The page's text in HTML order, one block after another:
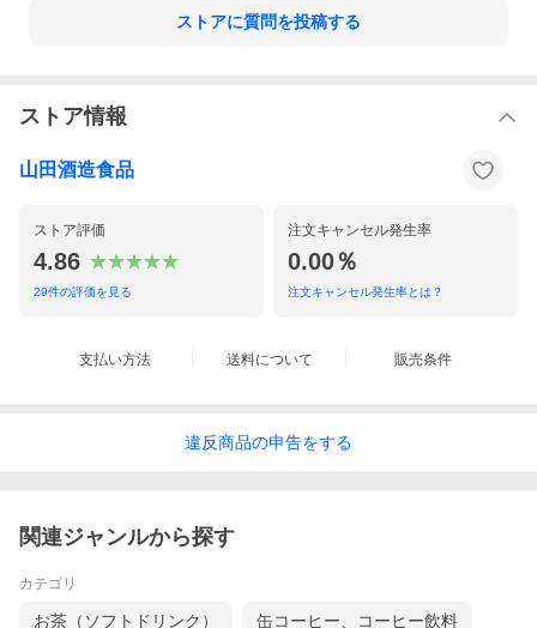
ストアに質問を投稿する
ストア情報
山田酒造食品
ストア評価
4.86
29件の評価を見る
注文キャンセル発生率
0.00％
注文キャンセル発生率とは？
支払い方法 送料について 販売条件
違反商品の申告をする
関連ジャンルから探す
カテゴリ
お茶（ソフトドリンク） 缶コーヒー、コーヒー飲料